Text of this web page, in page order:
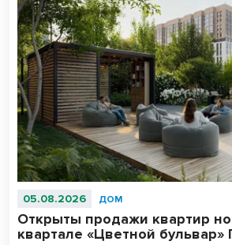
05.08.2026 ДОМ
Открыты продажи квартир
квартале «Цветной бульвар»